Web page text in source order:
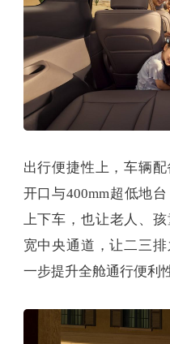
出行便捷性上，车辆配
开口与400mm超低地
上下车，也让老人、孩
宽中央通道，让二三
一步提升全舱通行便利